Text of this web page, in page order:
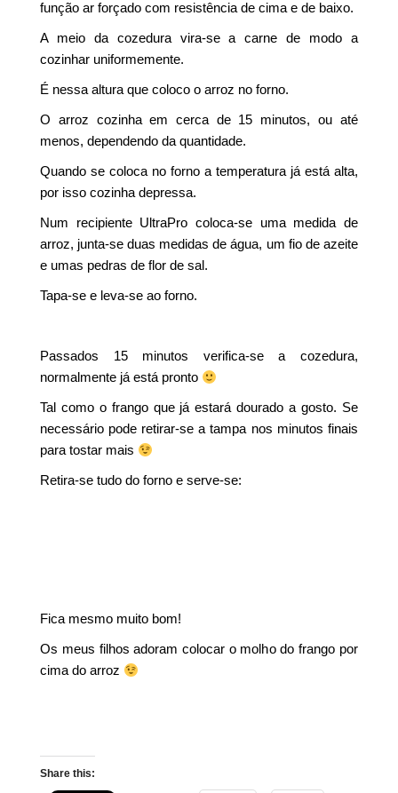
função ar forçado com resistência de cima e de baixo.
A meio da cozedura vira-se a carne de modo a
cozinhar uniformemente.
É nessa altura que coloco o arroz no forno.
O arroz cozinha em cerca de 15 minutos, ou até
menos, dependendo da quantidade.
Quando se coloca no forno a temperatura já está alta,
por isso cozinha depressa.
Num recipiente UltraPro coloca-se uma medida de
arroz, junta-se duas medidas de água, um fio de azeite
e umas pedras de flor de sal.
Tapa-se e leva-se ao forno.
Passados 15 minutos verifica-se a cozedura,
normalmente já está pronto
Tal como o frango que já estará dourado a gosto. Se
necessário pode retirar-se a tampa nos minutos finais
para tostar mais
Retira-se tudo do forno e serve-se:
Fica mesmo muito bom!
Os meus filhos adoram colocar o molho do frango por
cima do arroz
Share this: